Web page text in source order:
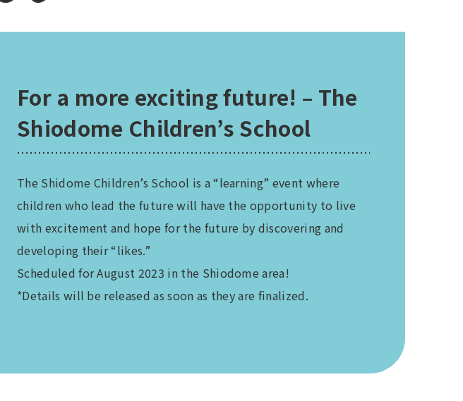
For a more exciting future! – The
Shiodome Children’s School
The Shidome Children’s School is a “learning” event where
children who lead the future will have the opportunity to live
with excitement and hope for the future by discovering and
developing their “likes.”
Scheduled for August 2023 in the Shiodome area!
*Details will be released as soon as they are finalized.